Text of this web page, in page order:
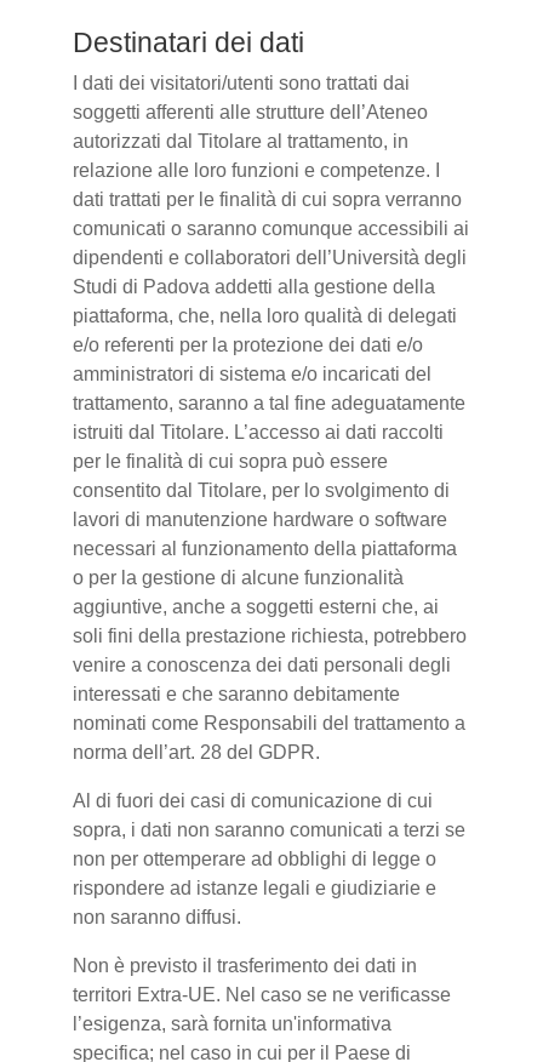
Destinatari dei dati
I dati dei visitatori/utenti sono trattati dai
soggetti afferenti alle strutture dell’Ateneo
autorizzati dal Titolare al trattamento, in
relazione alle loro funzioni e competenze. I
dati trattati per le finalità di cui sopra verranno
comunicati o saranno comunque accessibili ai
dipendenti e collaboratori dell’Università degli
Studi di Padova addetti alla gestione della
piattaforma, che, nella loro qualità di delegati
e/o referenti per la protezione dei dati e/o
amministratori di sistema e/o incaricati del
trattamento, saranno a tal fine adeguatamente
istruiti dal Titolare. L’accesso ai dati raccolti
per le finalità di cui sopra può essere
consentito dal Titolare, per lo svolgimento di
lavori di manutenzione hardware o software
necessari al funzionamento della piattaforma
o per la gestione di alcune funzionalità
aggiuntive, anche a soggetti esterni che, ai
soli fini della prestazione richiesta, potrebbero
venire a conoscenza dei dati personali degli
interessati e che saranno debitamente
nominati come Responsabili del trattamento a
norma dell’art. 28 del GDPR.
Al di fuori dei casi di comunicazione di cui
sopra, i dati non saranno comunicati a terzi se
non per ottemperare ad obblighi di legge o
rispondere ad istanze legali e giudiziarie e
non saranno diffusi.
Non è previsto il trasferimento dei dati in
territori Extra-UE. Nel caso se ne verificasse
l’esigenza, sarà fornita un'informativa
specifica; nel caso in cui per il Paese di